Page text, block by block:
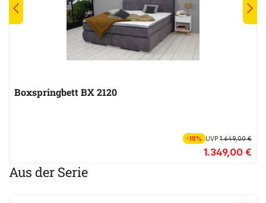
Boxspringbett BX 2120
-18% UVP1.649,00 €
1.349,00 €
Aus der Serie